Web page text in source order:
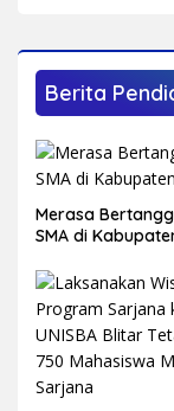
Berita
Merasa
SMA di